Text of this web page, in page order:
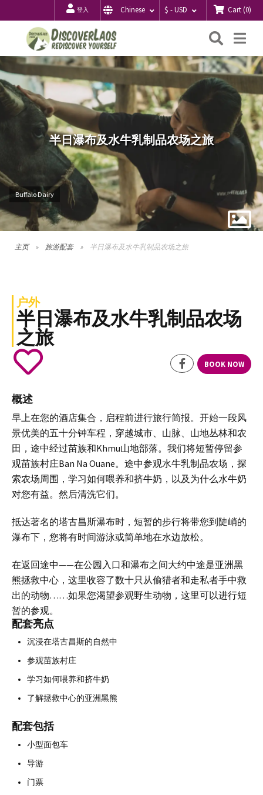
登入 Chinese $ - USD Cart(0)
搜
Buffalo Dairy
半日瀑布及水牛乳制品农场之旅
主页 旅游配套 半日瀑布及水牛乳制品农场之旅
户外
半日瀑布及水牛乳制品农场
之旅
BOOK NOW
概述
早上在您的酒店集合，启程前进行旅行简报。开始一段风
景优美的五十分钟车程，穿越城市、山脉、山地丛林和农
田，途中经过苗族和Khmu山地部落。我们将短暂停留参
观苗族村庄Ban Na Ouane。途中参观水牛乳制品农场，探
索农场周围，学习如何喂养和挤牛奶，以及为什么水牛奶
对您有益。然后清洗它们。
抵达著名的塔古昌斯瀑布时，短暂的步行将带您到陡峭的
瀑布下，您将有时间游泳或简单地在水边放松。
在返回途中——在公园入口和瀑布之间大约中途是亚洲黑
熊拯救中心，这里收容了数十只从偷猎者和走私者手中救
出的动物……如果您渴望参观野生动物，这里可以进行短
暂的参观。
配套亮点
沉浸在塔古昌斯的自然中
参观苗族村庄
学习如何喂养和挤牛奶
了解拯救中心的亚洲黑熊
配套包括
小型面包车
导游
门票